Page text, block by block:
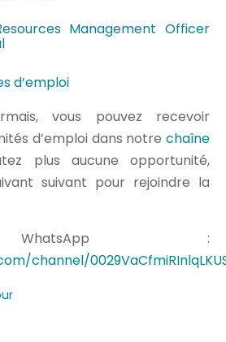
Management Officer
d’emploi
vous pouvez recevoir
d’emploi dans notre chaîne
plus aucune opportunité,
suivant pour rejoindre la
:
channel/